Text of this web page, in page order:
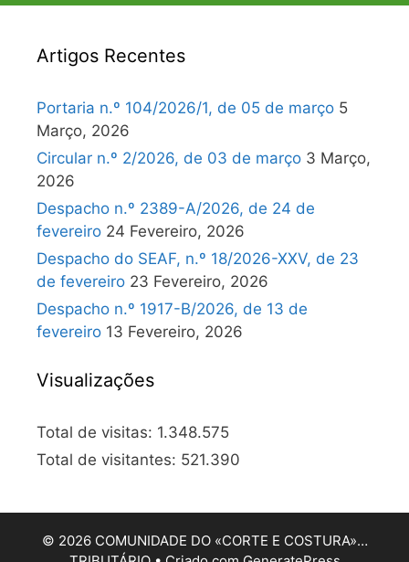
Artigos Recentes
Portaria n.º 104/2026/1, de 05 de março 5
Março, 2026
Circular n.º 2/2026, de 03 de março 3 Março,
2026
Despacho n.º 2389-A/2026, de 24 de
fevereiro 24 Fevereiro, 2026
Despacho do SEAF, n.º 18/2026-XXV, de 23
de fevereiro 23 Fevereiro, 2026
Despacho n.º 1917-B/2026, de 13 de
fevereiro 13 Fevereiro, 2026
Visualizações
Total de visitas: 1.348.575
Total de visitantes: 521.390
© 2026 COMUNIDADE DO «CORTE E COSTURA»…